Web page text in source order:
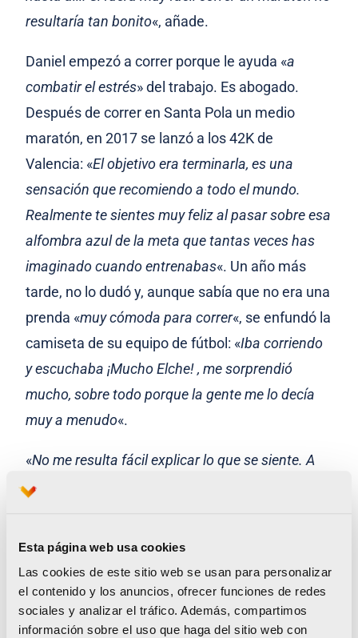
Esta página web usa cookies
Las cookies de este sitio web se usan para personalizar
el contenido y los anuncios, ofrecer funciones de redes
sociales y analizar el tráfico. Además, compartimos
información sobre el uso que haga del sitio web con
resultaría tan bonito«, añade.
Daniel empezó a correr porque le ayuda «a
combatir el estrés» del trabajo. Es abogado.
Después de correr en Santa Pola un medio
maratón, en 2017 se lanzó a los 42K de
Valencia: «El objetivo era terminarla, es una
sensación que recomiendo a todo el mundo.
Realmente te sientes muy feliz al pasar sobre esa
alfombra azul de la meta que tantas veces has
imaginado cuando entrenabas«. Un año más
tarde, no lo dudó y, aunque sabía que no era una
prenda «muy cómoda para correr«, se enfundó la
camiseta de su equipo de fútbol: «Iba corriendo
y escuchaba ¡Mucho Elche! , me sorprendió
mucho, sobre todo porque la gente me lo decía
muy a menudo«.
«No me resulta fácil explicar lo que se siente. A
veces hasta te planteas si merece la pena tanto
recomiendo a todo el mundo«, concluye.